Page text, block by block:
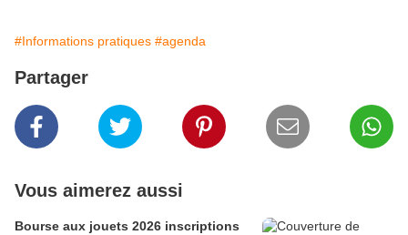
#Informations pratiques #agenda
Partager
Vous aimerez aussi
Bourse aux jouets 2026 inscriptions